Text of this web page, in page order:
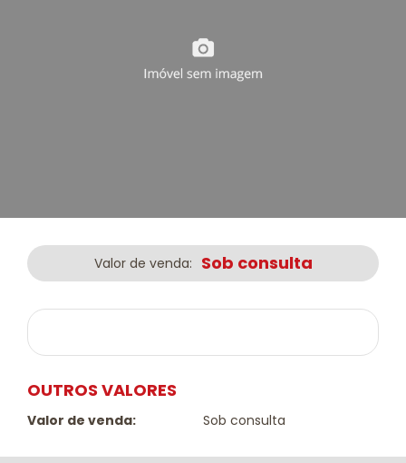
Valor de venda: Sob consulta
OUTROS VALORES
Valor de venda: Sob consulta